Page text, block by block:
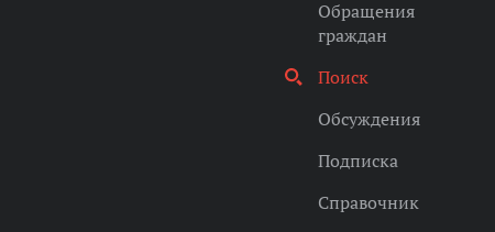
Обращения
граждан
Поиск
Обсуждения
Подписка
Справочник